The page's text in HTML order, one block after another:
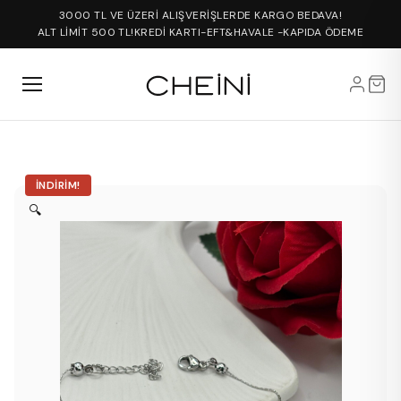
3000 TL VE ÜZERİ ALIŞVERİŞLERDE KARGO BEDAVA!
ALT LİMİT 500 TL!KREDİ KARTI-EFT&HAVALE -KAPIDA ÖDEME
İNDIRIM!
🔍